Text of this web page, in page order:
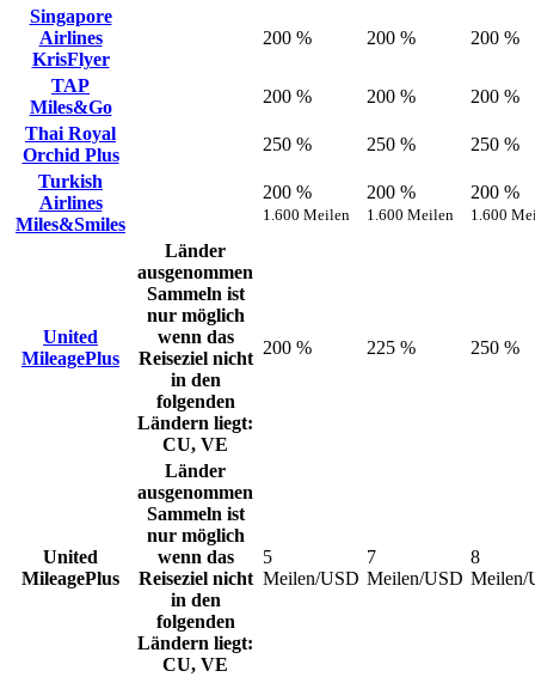
Singapore
Airlines
KrisFlyer
200 % 200 % 200 %
TAP
Miles&Go
200 % 200 %
200 %
Thai Royal
Orchid Plus
250 % 250 %
250 %
Turkish
Airlines
Miles&Smiles
200 %
1.600 Meilen
200 %
1.600 Meilen
200 %
1.600
United
MileagePlus
Länder
ausgenommen
Sammeln ist
nur möglich
wenn das
Reiseziel nicht
in den
folgenden
Ländern liegt:
CU, VE
200 % 225 % 250 %
United
MileagePlus
Länder
ausgenommen
Sammeln ist
nur möglich
wenn das
Reiseziel nicht
in den
folgenden
Ländern liegt:
CU, VE
5
Meilen/USD
7
Meilen/USD
8
Meilen/